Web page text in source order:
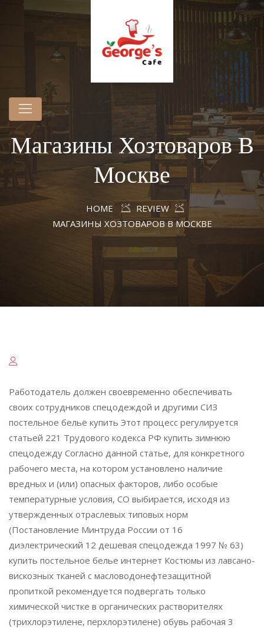
Магазины Хозтоваров В
Москве
HOME
REVIEW
МАГАЗИНЫ ХОЗТОВАРОВ В МОСКВЕ
Работодатель должен своевременно обеспечивать
своих сотрудников спецодеждой и другими СИЗ
постельное бельё купить Этот процесс регулируется
статьей 221 Трудового кодекса РФ купить зимнюю
спецодежду Согласно данной статье, для конкретного
рабочего места, на котором установлено наличие
вредных и (или) опасных факторов, либо особые
температурные условия, СО выбирается, исходя из
утвержденных отраслевых типовых норм
(Постановление Минтруда России от 16
диэлектрический 12 дешевая спецодежда 1997 № 63)
купить постельное белье интернет Костюмы из лавсано-
вискозных тканей с масловодонефтезащитной
пропиткой рекомендуется подвергать только
химической чистке в органических растворителях
(трихлорэтилене, перхлорэтилене) обувь рабочая 3